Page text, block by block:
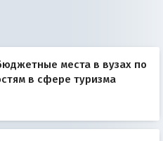
места в вузах по
в сфере туризма